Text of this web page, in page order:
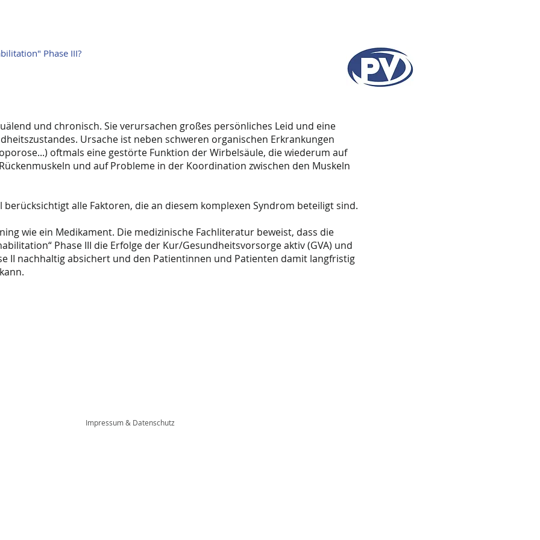
Phase III?
und chronisch. Sie verursachen großes persönliches Leid und eine
Ursache ist neben schweren organischen Erkrankungen
oftmals eine gestörte Funktion der Wirbelsäule, die wiederum auf
und auf Probleme in der Koordination zwischen den Muskeln
berücksichtigt alle Faktoren, die an diesem komplexen Syndrom beteiligt sind.
wie ein Medikament. Die medizinische Fachliteratur beweist, dass die
Phase III die Erfolge der Kur/Gesundheitsvorsorge aktiv (GVA) und
II nachhaltig absichert und den Patientinnen und Patienten damit langfristig
Impressum& Datenschutz